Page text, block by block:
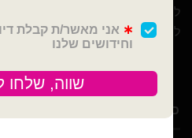
לספק לכם / לעצב לכם כל אירוע!
ליצור לכם אירוע כפי בקשתכם
כתובת ויצירת קשר